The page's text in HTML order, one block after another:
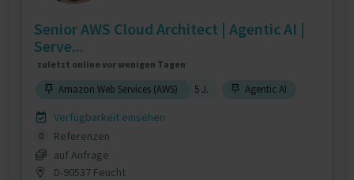
Senior AWS Cloud Architect | Agentic AI |
Serve...
zuletzt online vor wenigen Tagen
Amazon Web Services (AWS) 5 J. Agentic AI
Verfügbarkeit einsehen
0
Referenzen
auf Anfrage
D-90537 Feucht